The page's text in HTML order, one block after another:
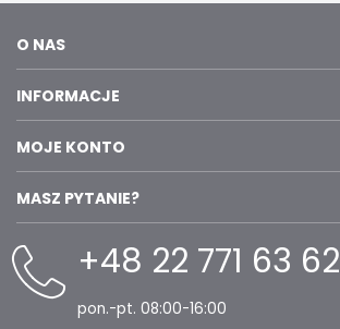
O NAS
INFORMACJE
MOJE KONTO
MASZ PYTANIE?
+48 22 771 63 62
pon.-pt. 08:00-16:00